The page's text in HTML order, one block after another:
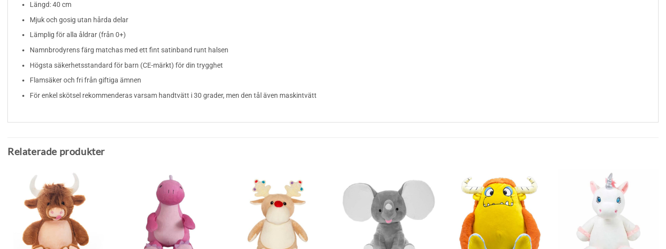
Längd: 40 cm
Mjuk och gosig utan hårda delar
Lämplig för alla åldrar (från 0+)
Namnbrodyrens färg matchas med ett fint satinband runt halsen
Högsta säkerhetsstandard för barn (CE-märkt) för din trygghet
Flamsäker och fri från giftiga ämnen
För enkel skötsel rekommenderas varsam handtvätt i 30 grader, men den tål även maskintvätt
Relaterade produkter